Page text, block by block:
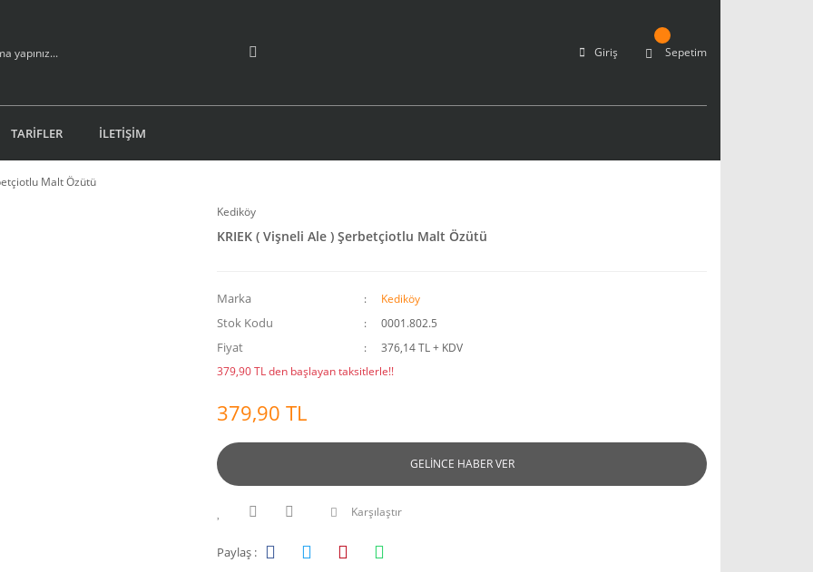
Giriş Sepetim
TARİFLER İLETİŞİM
Malt Özütü
Kediköy
KRIEK ( Vişneli Ale ) Şerbetçiotlu Malt Özütü
Marka Kediköy
Stok Kodu 0001.802.5
Fiyat
376,14 TL + KDV
379,90 TL den başlayan taksitlerle!!
379,90 TL
GELİNCE HABER VER
Karşılaştır
Paylaş :